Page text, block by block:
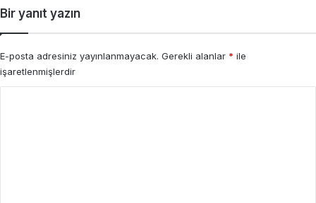
Bir yanıt yazın
E-posta adresiniz yayınlanmayacak. Gerekli alanlar * ile
işaretlenmişlerdir